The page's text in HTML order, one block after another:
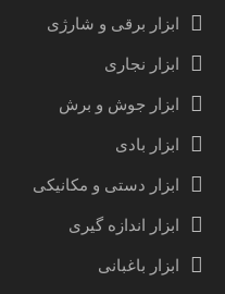
ابزار برقی و شارژی
ابزار نجاری
ابزار جوش و برش
ابزار بادی
ابزار دستی و مکانیکی
ابزار اندازه گیری
ابزار باغبانی